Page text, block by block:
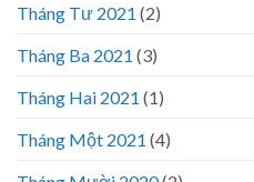
Tháng Tư 2021 (2)
Tháng Ba 2021 (3)
Tháng Hai 2021 (1)
Tháng Một 2021 (4)